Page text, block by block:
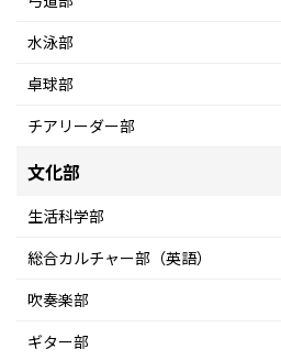
水泳部
卓球部
チアリーダー部
文化部
生活科学部
総合カルチャー部（英語）
吹奏楽部
ギター部